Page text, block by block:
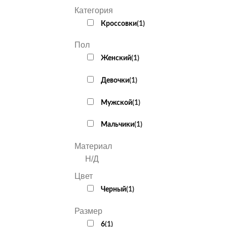
Категория
Кроссовки(1)
Пол
Женский(1)
Девочки(1)
Мужской(1)
Мальчики(1)
Материал
Н/Д
Цвет
Черный(1)
Размер
6(1)